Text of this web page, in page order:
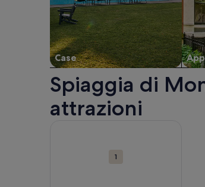
Case
Spiaggia di
attrazioni
1